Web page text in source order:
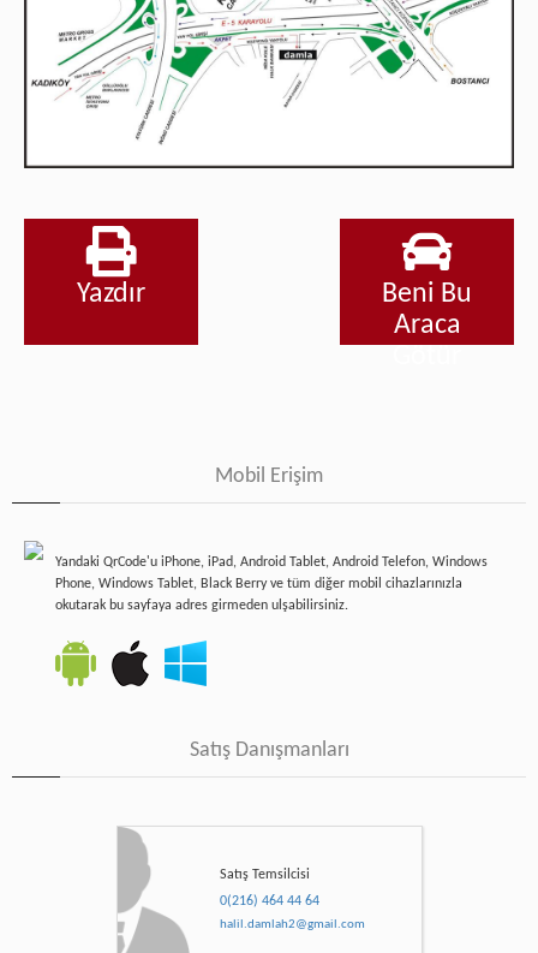
Beni Bu
Araca
Yazdır
Mobil Erişim
Yandaki QrCode'u iPhone, iPad, Android Tablet, Android Telefon, Windows
Phone, Windows Tablet, Black Berry ve tüm diğer mobil cihazlarınızla
okutarak bu sayfaya adres girmeden ulşabilirsiniz.
Satış Danışmanları
Satış Temsilcisi
0(216) 464 44 64
halil.damlah2@gmail.com